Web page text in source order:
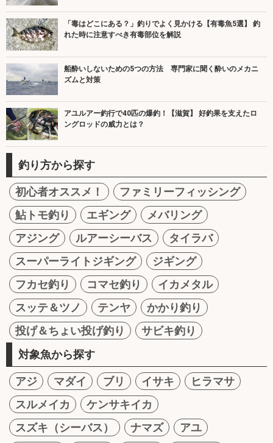
「毒はどこにある？」釣りでよく見かける【有毒魚5選】 釣
れた時に注意すべき有毒部位を解説
船酔いしないための5つの方法 専門家に聞く酔いのメカニ
ズムと対策
アユルアー釣行で40匹の爆釣！【滋賀】 好釣果を支えたロ
ングロッドの威力とは？
釣り方から探す
初心者オススメ！
ファミリーフィッシング
鮎トモ釣り
エギング
メバリング
アジング
ルアーシーバス
タイラバ
スーパーライトジギング
ジギング
フカセ釣り
コマセ釣り
イカメタル
スッテ＆ツノ
テンヤ
かかり釣り
投げ＆ちょい投げ釣り
サビキ釣り
対象魚から探す
アジ マダイ ブリ イサキ
ヒラマサ
スルメイカ
ケンサキイカ
スズキ（シーバス）
ナマズ
アユ